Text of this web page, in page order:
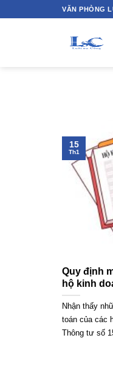
to
VĂN PHÒNG
Quy định
hộ kinh
Nhận thấy
toán của các
Thông tư số
15
Th1